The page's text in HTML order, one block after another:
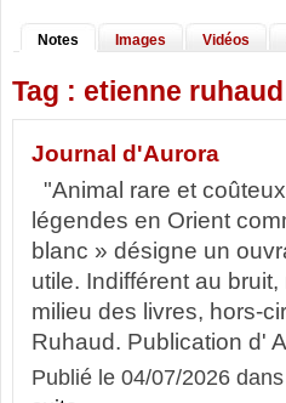
Notes Images Vidéos
Tag : etienne ruhaud
Journal d'Aurora
"Animal rare et
légendes en Orient
blanc » désigne un
utile. Indifférent au
milieu des livres, hors-
Ruhaud. Publication d'
Publié le 04/07/2026 dans